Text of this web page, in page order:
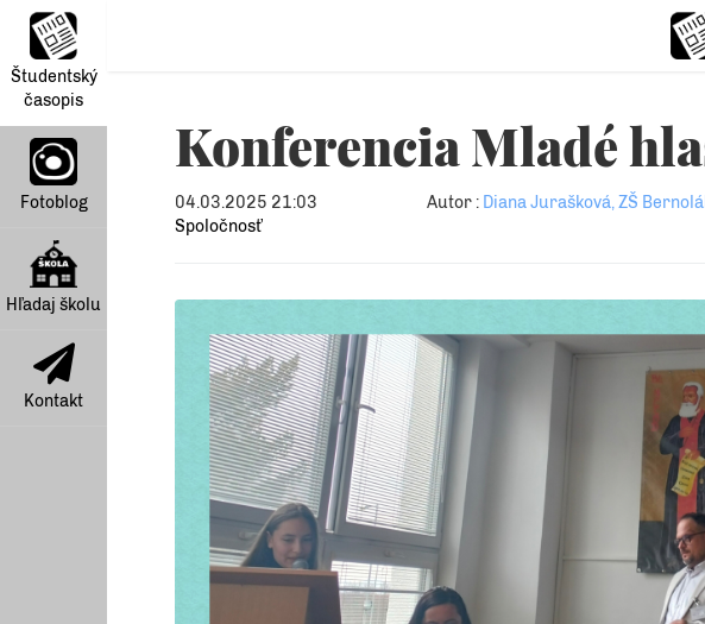
Študentský
časopis
Fotoblog
Hľadaj školu
Kontakt
Konferencia Mladé
04.03.2025 21:03
Spoločnosť
Autor : Diana Jurašková, ZŠ